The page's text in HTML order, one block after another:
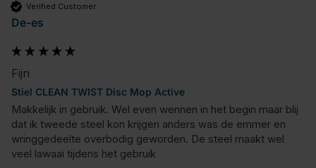
Verified Customer
De-es
Fijn
Stiel CLEAN TWIST Disc Mop Active
Makkelijk in gebruik. Wel even wennen in het begin maar blij
dat ik tweede steel kon krijgen anders was de emmer en
wringgedeelte overbodig geworden. De steel maakt wel
veel lawaai tijdens het gebruik